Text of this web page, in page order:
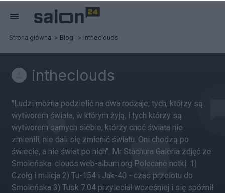
Strona główna Blogi intheclouds
intheclouds
"Ludzi można podzielić na dwa rodzaje; tych, którzy są
wytworem świata, w którym żyją, i tych którzy są
wytworem samych siebie, którzy choć świata nie
zmienili, nie dali się zmienić światu. Oni chodzą po
świecie, a nie świat po nich". Mr Stachura Galeria zdjęć ze
Smoleńska: clouds.web-album.org Polecane notki: 1)
Czołg i milicja 2) Tu-154 i Jak-40 - czas przelotu do
Smoleńska 3) Tusk 7.04 przyleciał wcześniej i się spóźnił